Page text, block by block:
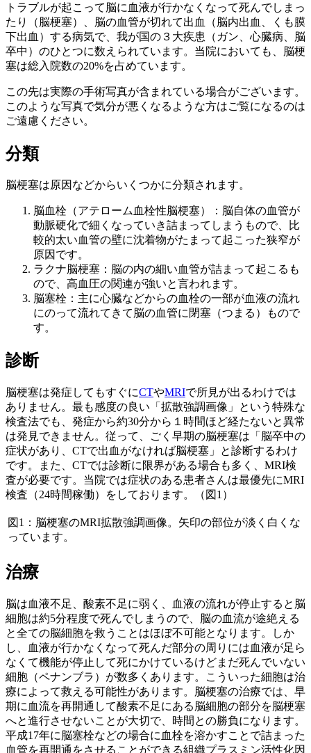
トラブルが起こって脳に血液が行かなくなって死んでしまっ
たり（脳梗塞）、脳の血管が切れて出血（脳内出血、くも膜
下出血）する病気で、我が国の３大疾患（ガン、心臓病、脳
卒中）のひとつに数えられています。当院においても、脳梗
塞は総入院数の20%を占めています。
この先は実際の手術写真が含まれている場合がございます。
このような写真で気分が悪くなるような方はご覧になるのは
ご遠慮ください。
分類
脳梗塞は原因などからいくつかに分類されます。
脳血栓（アテローム血栓性脳梗塞）：脳自体の血管が
動脈硬化で細くなっていき詰まってしまうもので、比
較的太い血管の壁に沈着物がたまって起こった狭窄が
原因です。
ラクナ脳梗塞：脳の内の細い血管が詰まって起こるも
ので、高血圧の関連が強いと言われます。
脳塞栓：主に心臓などからの血栓の一部が血液の流れ
にのって流れてきて脳の血管に閉塞（つまる）もので
す。
診断
脳梗塞は発症してもすぐにCTやMRIで所見が出るわけでは
ありません。最も感度の良い「拡散強調画像」という特殊な
検査法でも、発症から約30分から１時間ほど経たないと異常
は発見できません。従って、ごく早期の脳梗塞は「脳卒中の
症状があり、CTで出血がなければ脳梗塞」と診断するわけ
です。また、CTでは診断に限界がある場合も多く、MRI検
査が必要です。当院では症状のある患者さんは最優先にMRI
検査（24時間稼働）をしております。（図1）
図1：脳梗塞のMRI拡散強調画像。矢印の部位が淡く白くな
っています。
治療
脳は血液不足、酸素不足に弱く、血液の流れが停止すると脳
細胞は約5分程度で死んでしまうので、脳の血流が途絶える
と全ての脳細胞を救うことはほぼ不可能となります。しか
し、血液が行かなくなって死んだ部分の周りには血液が足ら
なくて機能が停止して死にかけているけどまだ死んでいない
細胞（ペナンブラ）が数多くあります。こういった細胞は治
療によって救える可能性があります。脳梗塞の治療では、早
期に血流を再開通して酸素不足にある脳細胞の部分を脳梗塞
へと進行させないことが大切で、時間との勝負になります。
平成17年に脳塞栓などの場合に血栓を溶かすことで詰まった
血管を再開通をさせることができる組織プラスミン活性化因